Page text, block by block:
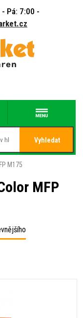
- Pá: 7:00 -
Vyhledat
M175
MFP